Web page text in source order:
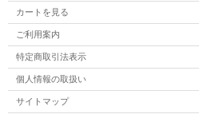
カートを見る
ご利用案内
特定商取引法表示
個人情報の取扱い
サイトマップ